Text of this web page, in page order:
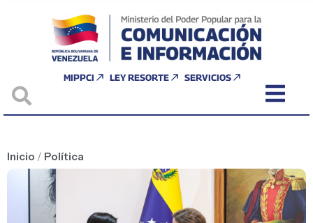
MIPPCI LEY RESORTE SERVICIOS
Inicio / Política